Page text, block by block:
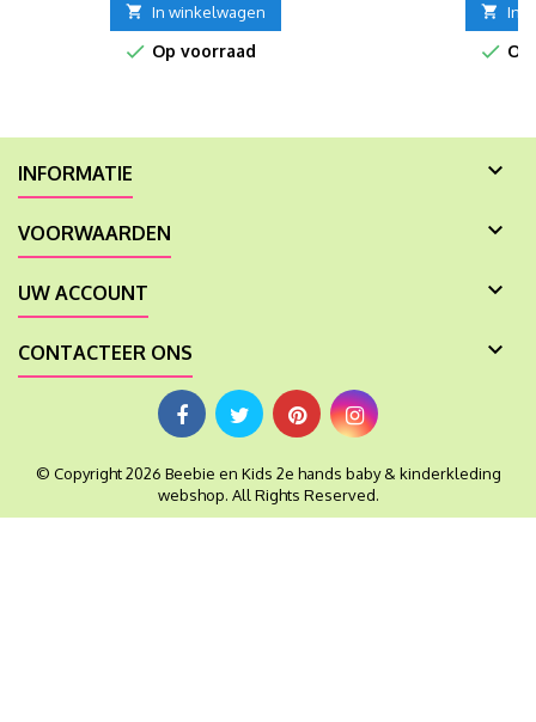
 In winkelwagen
 Op voorraad
 In

INFORMATIE 
VOORWAARDEN 
UW ACCOUNT 
CONTACTEER ONS 
© Copyright 2026 Beebie en Kids 2e hands baby & kinderkleding
webshop. All Rights Reserved.